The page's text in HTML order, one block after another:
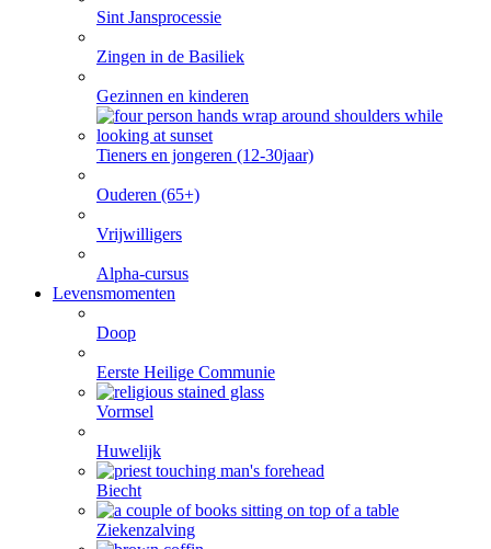
Sint Jansprocessie
Zingen in de Basiliek
Gezinnen en kinderen
Tieners en jongeren (12-30jaar)
Ouderen (65+)
Vrijwilligers
Alpha-cursus
Levensmomenten
Doop
Eerste Heilige Communie
Vormsel
Huwelijk
Biecht
Ziekenzalving